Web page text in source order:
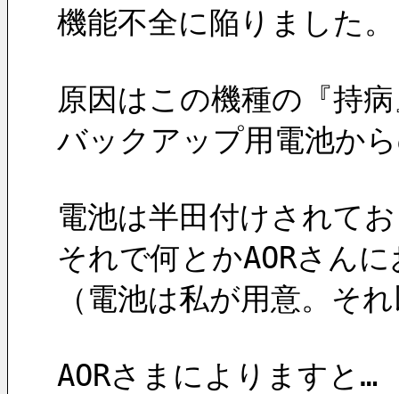
機能不全に陥りました。
原因はこの機種の『持
バックアップ用電池か
電池は半田付けされて
それで何とかAORさん
（電池は私が用意。そ
AORさまによりますと…